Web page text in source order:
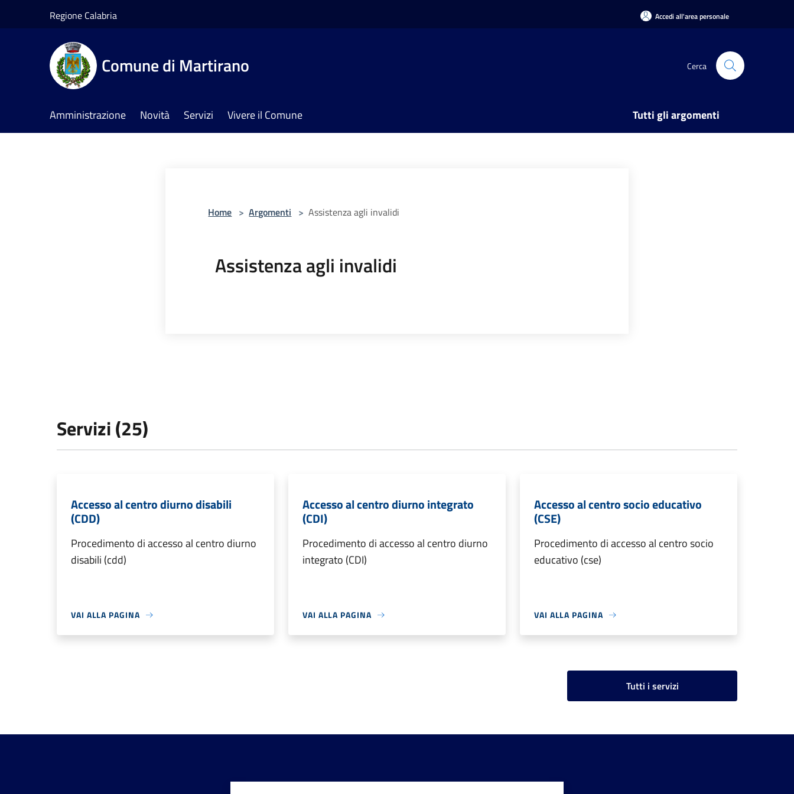
Regione Calabria Accedi all'area personale
Comune di Martirano Cerca
Amministrazione Novità Servizi Vivere il Comune Tutti gli argomenti
Home > Argomenti > Assistenza agli invalidi
Assistenza agli invalidi
Servizi (25)
Accesso al centro diurno disabili
(CDD)
Procedimento di accesso al centro diurno
disabili (cdd)
VAI ALLA PAGINA
Accesso al centro diurno integrato
(CDI)
Procedimento di accesso al centro diurno
integrato (CDI)
VAI ALLA PAGINA
Accesso al centro socio educativo
(CSE)
Procedimento di accesso al centro socio
educativo (cse)
VAI ALLA PAGINA
Tutti i servizi